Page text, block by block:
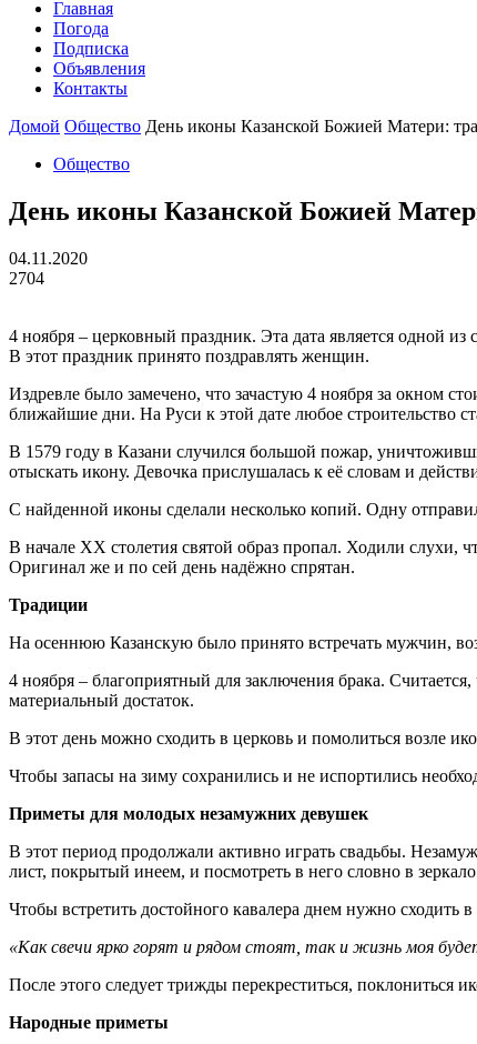
Главная
Погода
Подписка
Объявления
Контакты
Домой Общество День иконы Казанской Божией Матери:
Общество
День иконы Казанской Божией
04.11.2020
2704
4 ноября – церковный праздник. Эта дата является одной
В этот праздник принято поздравлять женщин.
Издревле было замечено, что зачастую 4 ноября за окном
ближайшие дни. На Руси к этой дате любое строительство
В 1579 году в Казани случился большой пожар,
отыскать икону. Девочка прислушалась к её словам и
С найденной иконы сделали несколько копий. Одну
В начале XX столетия святой образ пропал. Ходили слухи,
Оригинал же и по сей день надёжно спрятан.
Традиции
На осеннюю Казанскую было принято встречать мужчин,
4 ноября – благоприятный для заключения брака.
материальный достаток.
В этот день можно сходить в церковь и помолиться возле
Чтобы запасы на зиму сохранились и не испортились
Приметы для молодых незамужних девушек
В этот период продолжали активно играть свадьбы.
лист, покрытый инеем, и посмотреть в него словно в
Чтобы встретить достойного кавалера днем нужно сходить
«Как свечи ярко горят и рядом стоят, так и жизнь моя
После этого следует трижды перекреститься, поклониться
Народные приметы